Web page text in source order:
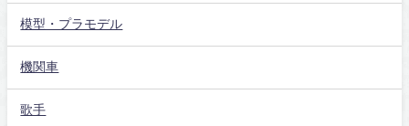
模型・プラモデル
機関車
歌手